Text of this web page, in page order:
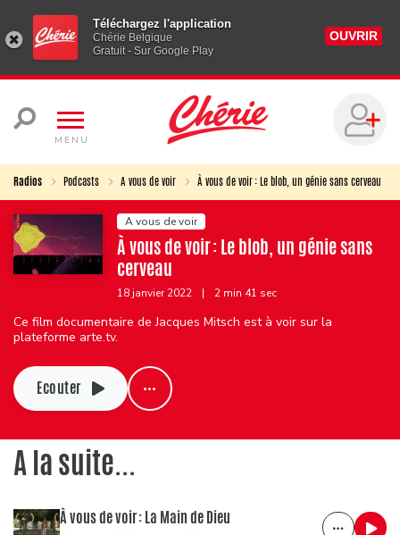
Téléchargez l'application
Chérie Belgique
Gratuit - Sur Google Play
OUVRIR
MENU
Radios Podcasts A vous de voir À vous de voir : Le blob, un génie sans cerveau
A vous de voir
À vous de voir : Le blob, un génie sans
cerveau
18 janvier 2022 | 2 min 41 sec
Ce film documentaire de Jacques Mitsch est à voir sur la
plateforme arte.tv.
Ecouter
A la suite...
À vous de voir : La Main de Dieu